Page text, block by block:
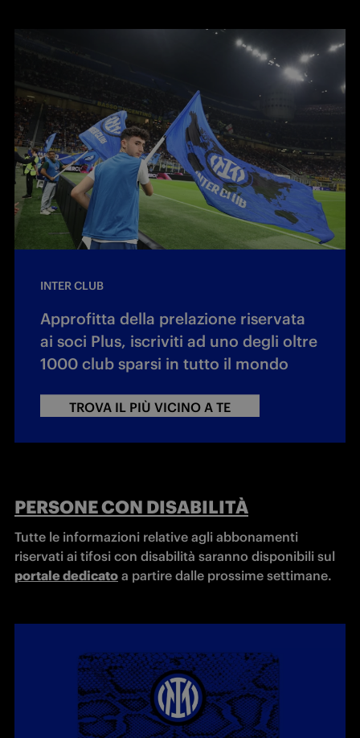
INTER CLUB
Approfitta della prelazione riservata
ai soci Plus, iscriviti ad uno degli oltre
1000 club sparsi in tutto il mondo
TROVA IL PIÙ VICINO A TE
PERSONE CON DISABILITÀ
Tutte le informazioni relative agli abbonamenti
portale dedicato a partire dalle prossime settimane.